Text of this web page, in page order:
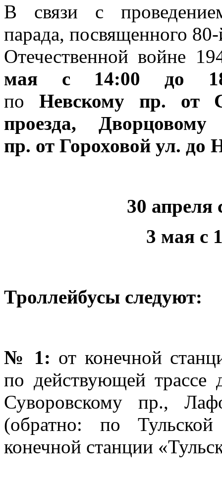
В связи с
парада, посвященного
Отечественной войне
мая с 14:00 до
по Невскому пр. от
проезда, Дворцовому
пр. от Гороховой ул. до
30 апреля
3 мая с
Троллейбусы следуют:
№ 1: от конечной
по действующей трассе
Суворовскому пр.,
(обратно: по
конечной станции